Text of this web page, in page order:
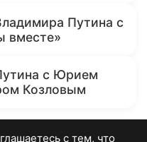
Путина с
вместе»
с Юрием
Козловым
с тем, что